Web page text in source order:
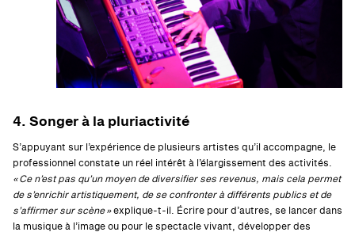
4. Songer à la pluriactivité
S’appuyant sur l’expérience de plusieurs artistes qu’il accompagne, le
professionnel constate un réel intérêt à l’élargissement des activités.
« Ce n’est pas qu’un moyen de diversifier ses revenus, mais cela permet
de s’enrichir artistiquement, de se confronter à différents publics et de
s’affirmer sur scène »explique-t-il. Écrire pour d’autres, se lancer dans
la musique à l’image ou pour le spectacle vivant, développer des